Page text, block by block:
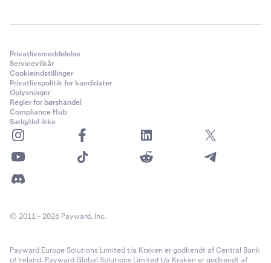
Side
Åben mængde
Åbningspris
Nuværende pris
RP&L (realiseret profit og tab)
Privatlivsmeddelelse
Servicevilkår
Cookieindstillinger
Privatlivspolitik for kandidater
Oplysninger
Regler for børshandel
Compliance Hub
Sælg/del ikke
© 2011 - 2026 Payward, Inc.
Payward Europe Solutions Limited t/a Kraken er godkendt af Central Bank
of Ireland. Payward Global Solutions Limited t/a Kraken er godkendt af